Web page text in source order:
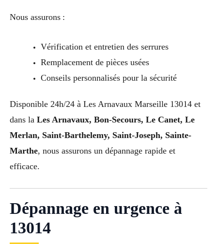
Nous assurons :
Vérification et entretien des serrures
Remplacement de pièces usées
Conseils personnalisés pour la sécurité
Disponible 24h/24 à Les Arnavaux Marseille 13014 et
dans la Les Arnavaux, Bon-Secours, Le Canet, Le
Merlan, Saint-Barthelemy, Saint-Joseph, Sainte-
Marthe, nous assurons un dépannage rapide et
efficace.
Dépannage en urgence à
13014